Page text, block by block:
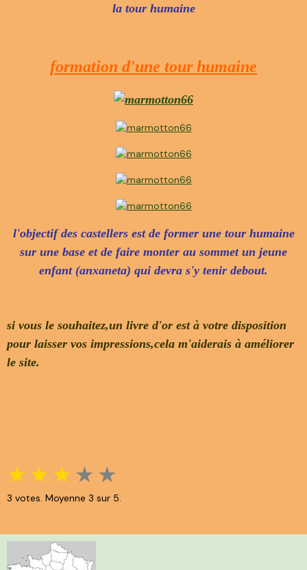
la tour humaine
formation d'une tour humaine
l'objectif des castellers est de former une tour humaine
sur une base et de faire monter au sommet un jeune
enfant (anxaneta) qui devra s'y tenir debout.
si vous le souhaitez,un livre d'or est à votre disposition
pour laisser vos impressions,cela m'aiderais à améliorer
le site.
★ ★ ★ ★ ★
3 votes. Moyenne 3 sur 5.